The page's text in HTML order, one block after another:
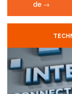
de «
Group
→